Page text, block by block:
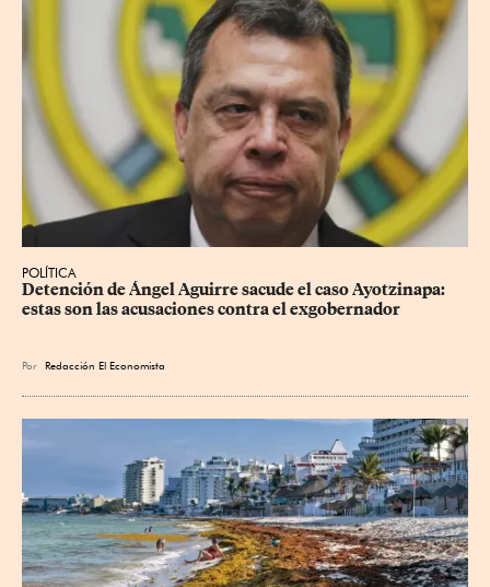
POLÍTICA
Detención de Ángel Aguirre sacude el caso Ayotzinapa:
estas son las acusaciones contra el exgobernador
Por Redacción El Economista